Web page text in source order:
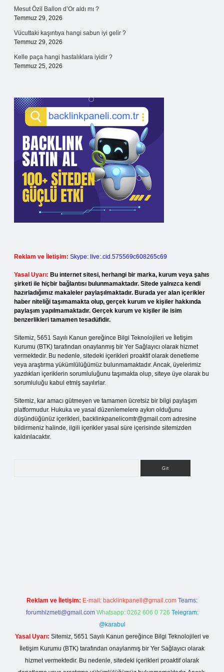
Mesut Özil Ballon d’Or aldı mı ?
Temmuz 29, 2026
Vücuttaki kaşıntıya hangi sabun iyi gelir ?
Temmuz 29, 2026
Kelle paça hangi hastalıklara iyidir ?
Temmuz 25, 2026
Reklam ve İletişim: Skype: live:.cid.575569c608265c69
Yasal Uyarı: Bu internet sitesi, herhangi bir marka, kurum veya şahıs
şirketi ile hiçbir bağlantısı bulunmamaktadır. Sitede yalnızca kendi
hazırladığımız makaleler paylaşılmaktadır. Burada yer alan içerikler
haber niteliği taşımamakta olup, gerçek kurum ve kişiler hakkında
paylaşım yapılmamaktadır. Gerçek kurum ve kişiler ile isim
benzerlikleri tamamen tesadüfidir.
Sitemiz, 5651 Sayılı Kanun gereğince Bilgi Teknolojileri ve İletişim
Kurumu (BTK) tarafından onaylanmış bir Yer Sağlayıcı olarak hizmet
vermektedir. Bu nedenle, sitedeki içerikleri proaktif olarak denetleme
veya araştırma yükümlülüğümüz bulunmamaktadır. Ancak, üyelerimiz
yazdıkları içeriklerin sorumluluğunu taşımakta olup, siteye üye olarak bu
sorumluluğu kabul etmiş sayılırlar.
Sitemiz, kar amacı gütmeyen ve tamamen ücretsiz bir bilgi paylaşım
platformudur. Hukuka ve yasal düzenlemelere aykırı olduğunu
düşündüğünüz içerikleri, backlinkpanelicomtr@gmail.com adresine
bildirmeniz halinde, ilgili içerikler yasal süre içerisinde sitemizden
kaldırılacaktır.
Reklam ve İletişim: E-mail: backlinkpaneli@gmail.com Teams:
forumhizmeti@gmail.com Whatsapp: 0262 606 0 726 Telegram:
@karabul
Yasal Uyarı: Sitemiz, 5651 Sayılı Kanun gereğince Bilgi Teknolojileri ve
İletişim Kurumu (BTK) tarafından onaylanmış bir Yer Sağlayıcı olarak
hizmet vermektedir. Bu nedenle, sitedeki içerikleri proaktif olarak